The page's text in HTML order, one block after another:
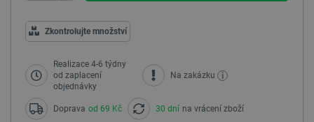
Zkontrolujte množství
Realizace 4-6 týdny
od zaplacení
objednávky
Na zakázku i
Doprava od 69 Kč 30 dní na vrácení zboží